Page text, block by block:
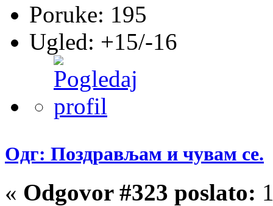
Poruke: 195
Ugled: +15/-16
Одг: Поздрављам и чувам се.
« Odgovor #323 poslato: